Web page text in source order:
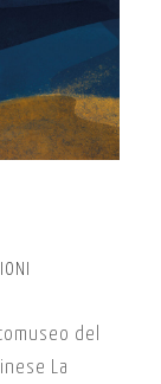
del
La